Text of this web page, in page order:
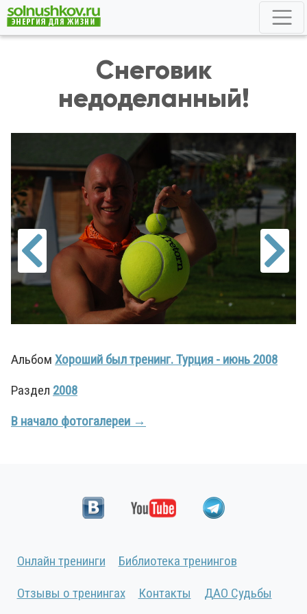
Снеговик
недоделанный!
Альбом Хороший был тренинг. Турция - июнь 2008
Раздел 2008
В начало фотогалереи →
Онлайн тренинги Библиотека тренингов
Отзывы о тренингах Контакты ДАО Судьбы